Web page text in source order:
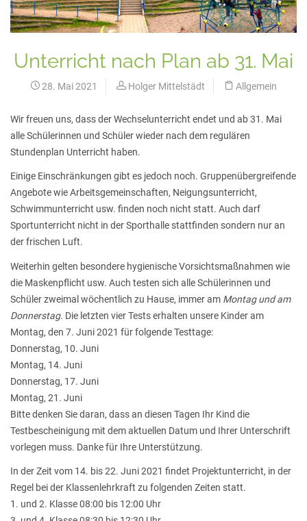
Unterricht nach Plan ab 31. Mai
28. Mai 2021 Holger Mittelstädt Allgemein
Wir freuen uns, dass der Wechselunterricht endet und ab 31. Mai
alle Schülerinnen und Schüler wieder nach dem regulären
Stundenplan Unterricht haben.
Einige Einschränkungen gibt es jedoch noch. Gruppenübergreifende
Angebote wie Arbeitsgemeinschaften, Neigungsunterricht,
Schwimmunterricht usw. finden noch nicht statt. Auch darf
Sportunterricht nicht in der Sporthalle stattfinden sondern nur an
der frischen Luft.
Weiterhin gelten besondere hygienische Vorsichtsmaßnahmen wie
die Maskenpflicht usw. Auch testen sich alle Schülerinnen und
Schüler zweimal wöchentlich zu Hause, immer am Montag und am
Donnerstag. Die letzten vier Tests erhalten unsere Kinder am
Montag, den 7. Juni 2021 für folgende Testtage:
Donnerstag, 10. Juni
Montag, 14. Juni
Donnerstag, 17. Juni
Montag, 21. Juni
Bitte denken Sie daran, dass an diesen Tagen Ihr Kind die
Testbescheinigung mit dem aktuellen Datum und Ihrer Unterschrift
vorlegen muss. Danke für Ihre Unterstützung.
In der Zeit vom 14. bis 22. Juni 2021 findet Projektunterricht, in der
Regel bei der Klassenlehrkraft zu folgenden Zeiten statt.
1. und 2. Klasse 08:00 bis 12:00 Uhr